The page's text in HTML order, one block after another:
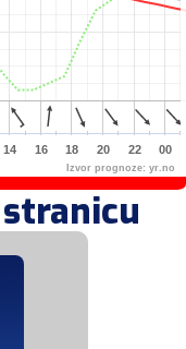
Izvor prognoze: yr.no
14 16 18 20 22 00